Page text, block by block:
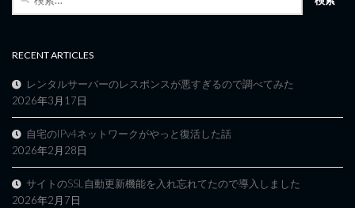
RECENT ARTICLES
レンタルサーバーのレスポンスが悪すぎるので調べてみた
2026年3月17日
自宅のIPv4ネットワークがやっと復活した話
2026年2月28日
サイトのSSL自動更新機能を入れ忘れてたので導入しました
2026年2月7日